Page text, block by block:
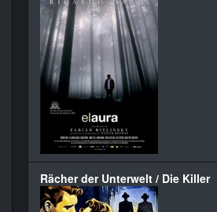
Rächer der Unterwelt / Die Killer